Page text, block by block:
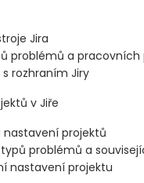
Jira
problémů a pracovních
rozhraním Jiry
v Jiře
nastavení projektů
problémů a
nastavení projektu